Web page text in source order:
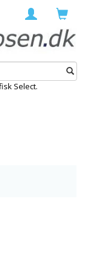
Select.